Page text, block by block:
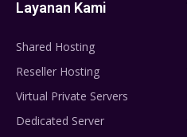
Layanan Kami
Shared Hosting
Reseller Hosting
Virtual Private Servers
Dedicated Server